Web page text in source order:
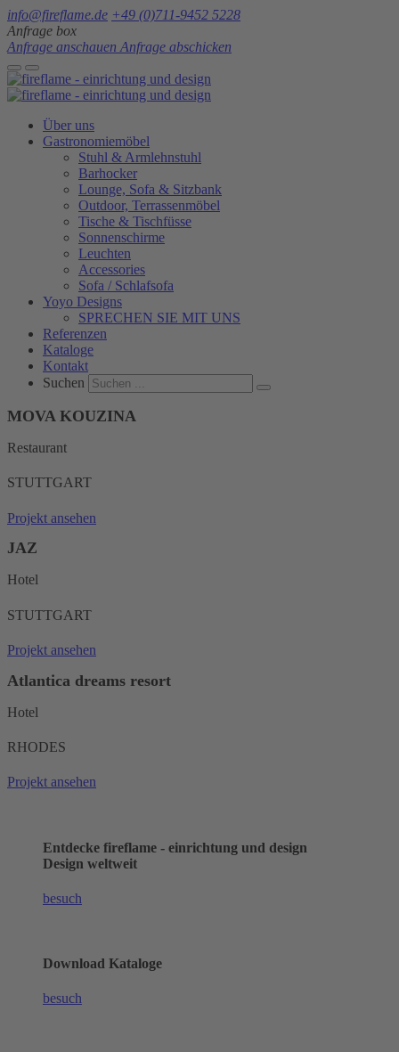
info@fireflame.de +49 (0)711-9452 5228
Anfrage box
Anfrage anschauen Anfrage abschicken
Über uns
Gastronomiemöbel
Stuhl & Armlehnstuhl
Barhocker
Lounge, Sofa & Sitzbank
Outdoor, Terrassenmöbel
Tische & Tischfüsse
Sonnenschirme
Leuchten
Accessories
Sofa / Schlafsofa
Yoyo Designs
SPRECHEN SIE MIT UNS
Referenzen
Kataloge
Kontakt
Suchen
MOVA KOUZINA
Restaurant
STUTTGART
Projekt ansehen
JAZ
Hotel
STUTTGART
Projekt ansehen
Atlantica dreams resort
Hotel
RHODES
Projekt ansehen
Entdecke fireflame - einrichtung und design
Design weltweit
besuch
Download Kataloge
besuch